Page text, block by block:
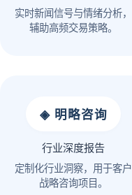
实时新闻信号与情绪分析，
辅助高频交易策略。
◈ 明略咨询
行业深度报告
定制化行业洞察，用于客户
战略咨询项目。